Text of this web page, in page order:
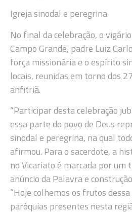
Igreja sinodal e peregrina
No final da celebração, o
Campo Grande, padre Luiz
força missionária e o espírito
locais, reunidas em torno dos
anfitriã.
“Participar desta celebração
essa parte do povo de Deus
sinodal e peregrina, na qual
afirmou. Para o sacerdote, a
no Vicariato é marcada por um
anúncio da Palavra e
“Hoje colhemos os frutos
paróquias presentes nesta